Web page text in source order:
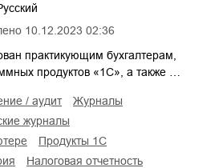
10.12.2023 02:36
практикующим бухгалтерам,
продуктов «1С», а также …
/ аудит
журналы
журналы
продукты 1С
налоговая отчетность